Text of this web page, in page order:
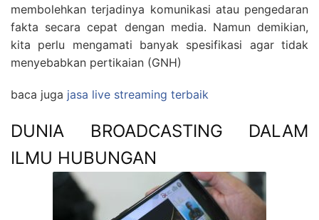
membolehkan terjadinya komunikasi atau pengedaran
fakta secara cepat dengan media. Namun demikian,
kita perlu mengamati banyak spesifikasi agar tidak
menyebabkan pertikaian (GNH)
baca juga jasa live streaming terbaik
DUNIA BROADCASTING DALAM
ILMU HUBUNGAN